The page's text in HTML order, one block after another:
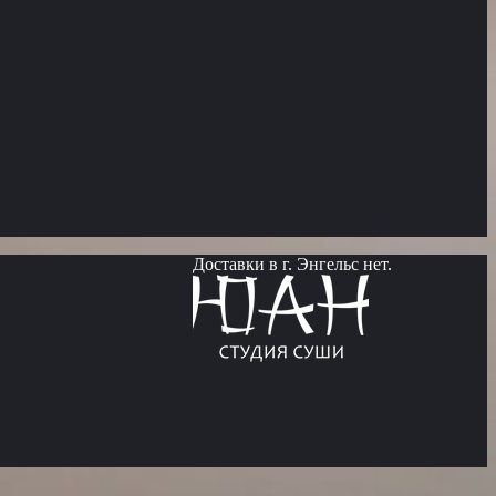
Доставки в г. Энгельс нет.